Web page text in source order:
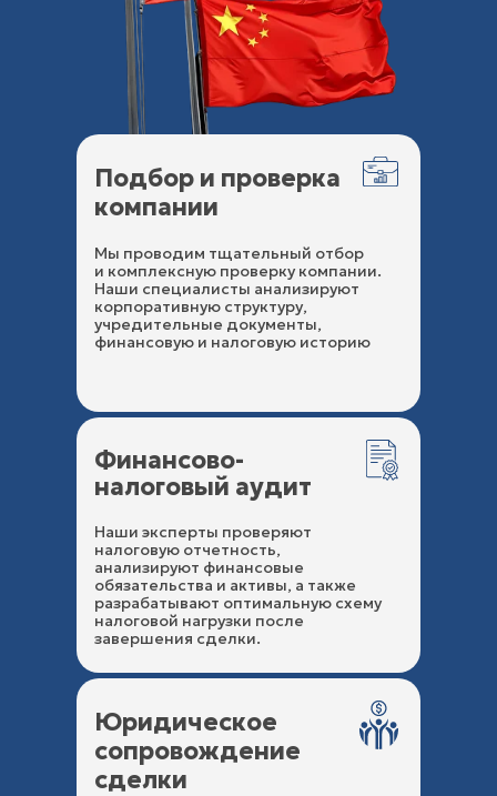
Наши эксперты проверяют
налоговую отчетность,
анализируют финансовые
обязательства и активы, а также
разрабатывают оптимальную схему
налоговой нагрузки после
завершения сделки.
Финансово-
налоговый аудит
Юридическое
сопровождение
сделки
Мы проводим тщательный отбор
и комплексную проверку компании.
Наши специалисты анализируют
корпоративную структуру,
учредительные документы,
финансовую и налоговую историю
Подбор и проверка
компании